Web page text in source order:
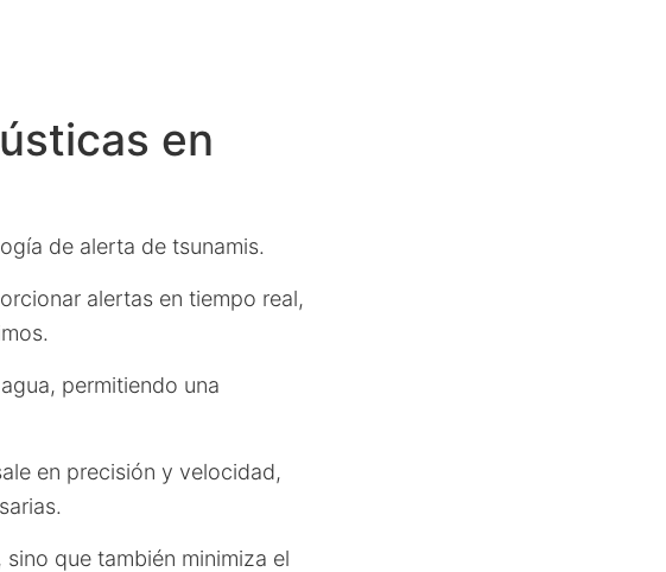
en
de alerta de tsunamis.
alertas en tiempo real,
permitiendo una
en precisión y velocidad,
que también minimiza el